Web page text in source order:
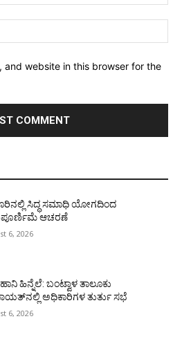
and website in this browser for the
ಸಿದ್ಧ ಸಮಾಧಿ ಯೋಗದಿಂದ
ಆಚರಣೆ
6, 2026
ಹಿನ್ನೆಲೆ: ಬಂಟ್ವಾಳ ತಾಲೂಕು
ಅಧಿಕಾರಿಗಳ ತುರ್ತು ಸಭೆ
6, 2026